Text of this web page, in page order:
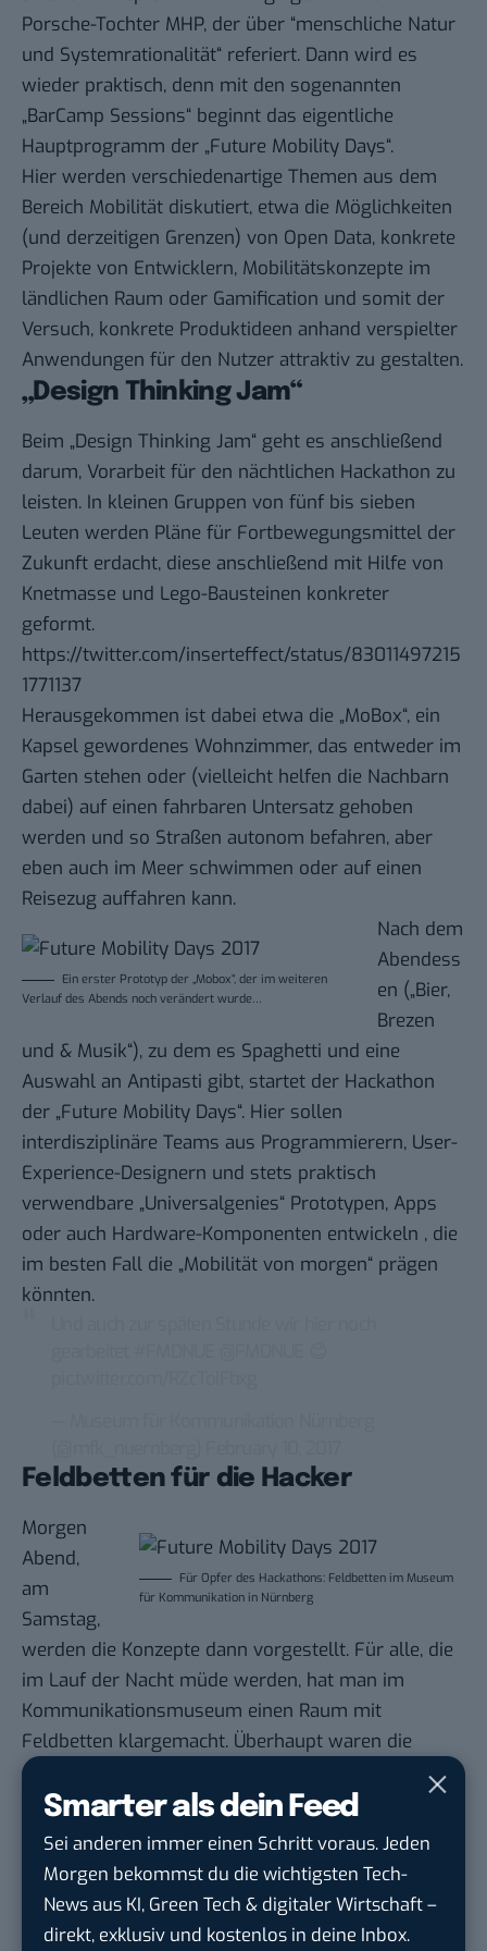
Smarter als dein Feed
Sei anderen immer einen Schritt voraus. Jeden
Morgen bekommst du die wichtigsten Tech-
News aus KI, Green Tech & digitaler Wirtschaft –
direkt, exklusiv und kostenlos in deine Inbox.
Porsche-Tochter MHP, der über “menschliche Natur
und Systemrationalität“ referiert. Dann wird es
wieder praktisch, denn mit den sogenannten
„BarCamp Sessions“ beginnt das eigentliche
Hauptprogramm der „Future Mobility Days“.
Hier werden verschiedenartige Themen aus dem
Bereich Mobilität diskutiert, etwa die Möglichkeiten
(und derzeitigen Grenzen) von Open Data, konkrete
Projekte von Entwicklern, Mobilitätskonzepte im
ländlichen Raum oder Gamification und somit der
Versuch, konkrete Produktideen anhand verspielter
Anwendungen für den Nutzer attraktiv zu gestalten.
„Design Thinking Jam“
Beim „Design Thinking Jam“ geht es anschließend
darum, Vorarbeit für den nächtlichen Hackathon zu
leisten. In kleinen Gruppen von fünf bis sieben
Leuten werden Pläne für Fortbewegungsmittel der
Zukunft erdacht, diese anschließend mit Hilfe von
Knetmasse und Lego-Bausteinen konkreter
geformt.
https://twitter.com/inserteffect/status/83011497215
1771137
Herausgekommen ist dabei etwa die „MoBox“, ein
Kapsel gewordenes Wohnzimmer, das entweder im
Garten stehen oder (vielleicht helfen die Nachbarn
dabei) auf einen fahrbaren Untersatz gehoben
werden und so Straßen autonom befahren, aber
eben auch im Meer schwimmen oder auf einen
Reisezug auffahren kann.
Ein erster Prototyp der „Mobox“, der im weiteren
Verlauf des Abends noch verändert wurde…
Nach dem
Abendess
en („Bier,
Brezen
und & Musik“), zu dem es Spaghetti und eine
Auswahl an Antipasti gibt, startet der Hackathon
der „Future Mobility Days“. Hier sollen
interdisziplinäre Teams aus Programmierern, User-
Experience-Designern und stets praktisch
verwendbare „Universalgenies“ Prototypen, Apps
oder auch Hardware-Komponenten entwickeln , die
im besten Fall die „Mobilität von morgen“ prägen
könnten.
Feldbetten für die Hacker
Für Opfer des Hackathons: Feldbetten im Museum
für Kommunikation in Nürnberg
Morgen
Abend,
am
Samstag,
werden die Konzepte dann vorgestellt. Für alle, die
im Lauf der Nacht müde werden, hat man im
Kommunikationsmuseum einen Raum mit
Feldbetten klargemacht. Überhaupt waren die
ersten „Future Mobility Days“ eine interessante und
humorvoll präsentierte Veranstaltung, bei der man
den Elan der Veranstalter spüren konnte.
Es war mehr als eine Konferenz mit Häppchen, was
wohl auch ein wenig an der selbstgemachten
Koriandersuppe lag, die wunderbar aromatisch war